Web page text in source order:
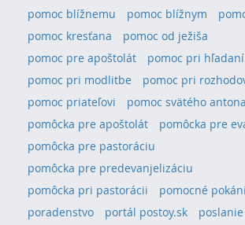
pomoc blížnemu pomoc blížnym
pomoc kresťana
pomoc od ježiša
pomoc pre apoštolát
pomoc pri hľadaní
pomoc pri modlitbe
pomoc pri
pomoc priateľovi
pomoc svätého antona
pomôcka pre apoštolát
pomôcka pre
pomôcka pre pastoráciu
pomôcka pre predevanjelizáciu
pomôcka pri pastorácii
pomocné
poradenstvo
portál postoy.sk
poslanie